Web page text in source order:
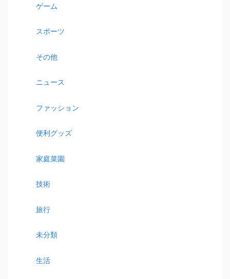
ゲーム
スポーツ
その他
ニュース
ファッション
便利グッズ
家庭菜園
技術
旅行
未分類
生活